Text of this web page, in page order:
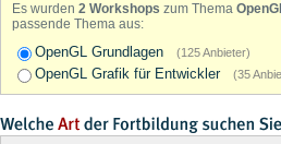
Es wurden 2 Workshops zum Thema
passende Thema aus:
OpenGL Grundlagen (125 Anbieter)
OpenGL Grafik für Entwickler (35